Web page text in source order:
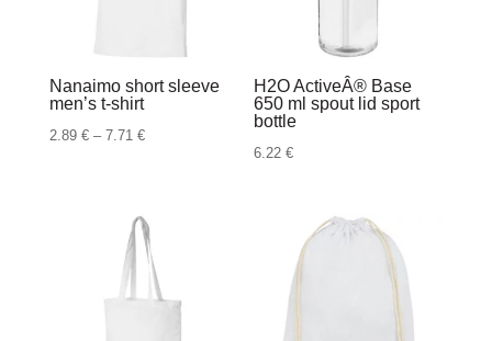
Nanaimo short sleeve
men’s t-shirt
2.89 € – 7.71 €Raspon
2.89 €
do
7.71 €
H2O ActiveÂ® Base
650 ml spout lid sport
bottle
6.22€